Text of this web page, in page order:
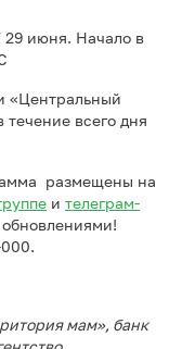
июня. Начало в
«Центральный
всего дня
размещены на
и телеграм-
мам», банк